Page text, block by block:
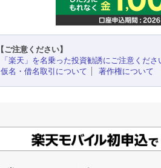
【ご注意ください】
「楽天」を名乗った投資勧誘にご注意くださ
仮名・借名取引について
著作権について